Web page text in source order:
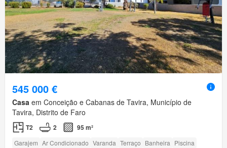
545 000 €
Casa em Conceição e Cabanas de Tavira, Município de
Tavira, Distrito de Faro
T2 2 95 m²
Garajem Ar Condicionado Varanda Terraço Banheira Piscina